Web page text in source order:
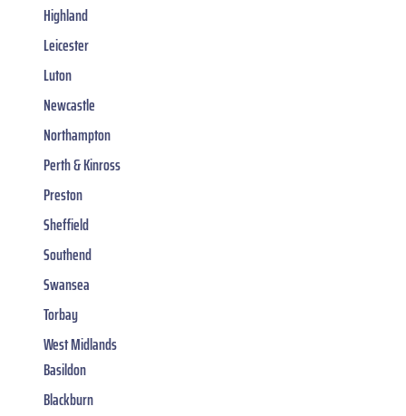
Highland
Leicester
Luton
Newcastle
Northampton
Perth & Kinross
Preston
Sheffield
Southend
Swansea
Torbay
West Midlands
Basildon
Blackburn